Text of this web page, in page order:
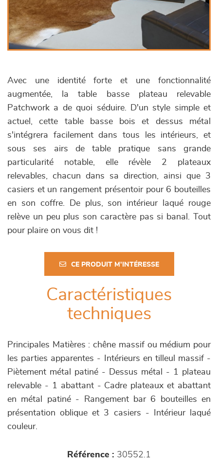
Avec une identité forte et une fonctionnalité
augmentée, la table basse plateau relevable
Patchwork a de quoi séduire. D'un style simple et
actuel, cette table basse bois et dessus métal
s'intégrera facilement dans tous les intérieurs, et
sous ses airs de table pratique sans grande
particularité notable, elle révèle 2 plateaux
relevables, chacun dans sa direction, ainsi que 3
casiers et un rangement présentoir pour 6 bouteilles
en son coffre. De plus, son intérieur laqué rouge
relève un peu plus son caractère pas si banal. Tout
pour plaire on vous dit !
CE PRODUIT M'INTÉRESSE
Caractéristiques
techniques
Principales Matières : chêne massif ou médium pour
les parties apparentes - Intérieurs en tilleul massif -
Piètement métal patiné - Dessus métal - 1 plateau
relevable - 1 abattant - Cadre plateaux et abattant
en métal patiné - Rangement bar 6 bouteilles en
présentation oblique et 3 casiers - Intérieur laqué
couleur.
Référence : 30552.1